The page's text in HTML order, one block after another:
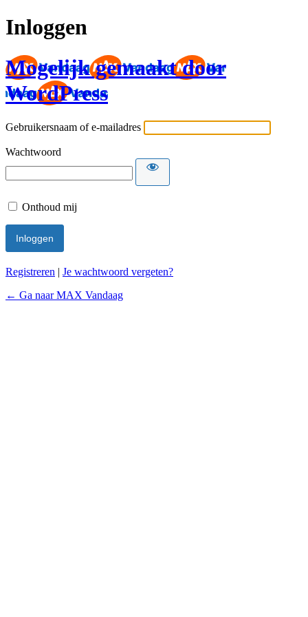
Inloggen
Mogelijk gemaakt door
WordPress
Gebruikersnaam of e-mailadres
Wachtwoord
Onthoud mij
Registreren | Je wachtwoord vergeten?
← Ga naar MAX Vandaag